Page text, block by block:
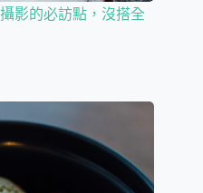
影的必訪點，沒搭全